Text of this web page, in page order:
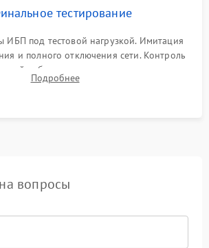
тестирование
ИБП под тестовой нагрузкой. Имитация
и полного отключения сети. Контроль
работы, температурного режима и
формы выходного сигнала.
Подробнее
вопросы